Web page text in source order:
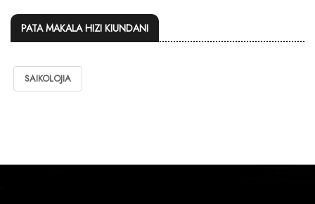
PATA MAKALA HIZI KIUNDANI
SAIKOLOJIA